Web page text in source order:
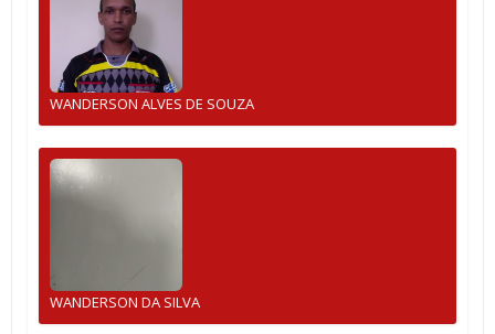
WANDERSON ALVES DE SOUZA
WANDERSON DA SILVA